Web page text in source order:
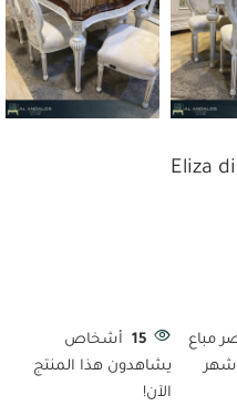
مباع
15 أشخاص
يشاهدون هذا المنتج
الآن!